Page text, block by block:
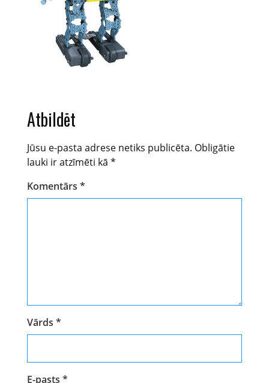
Atbildēt
Jūsu e-pasta adrese netiks publicēta. Obligātie
lauki ir atzīmēti kā *
Komentārs *
Vārds *
E-pasts *